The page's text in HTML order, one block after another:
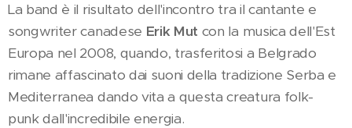
La band è il risultato dell'incontro tra il cantante e
songwriter canadese Erik Mut con la musica dell'Est
Europa nel 2008, quando, trasferitosi a Belgrado
rimane affascinato dai suoni della tradizione Serba e
Mediterranea dando vita a questa creatura folk-
punk dall'incredibile energia.